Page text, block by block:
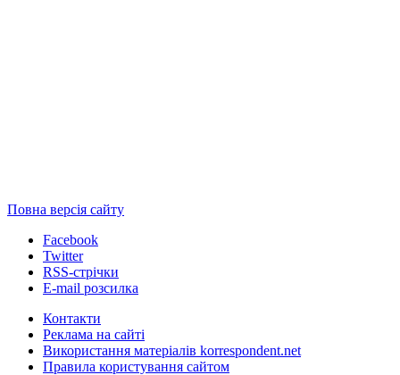
Повна версія сайту
Facebook
Twitter
RSS-стрічки
E-mail розсилка
Контакти
Реклама на сайті
Використання матеріалів korrespondent.net
Правила користування сайтом